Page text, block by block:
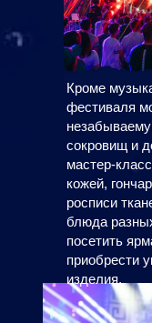
Кроме
фестиваля
сокровищ и
мастер-
кожей,
росписи
блюда
посетить
приобрести
изделия.